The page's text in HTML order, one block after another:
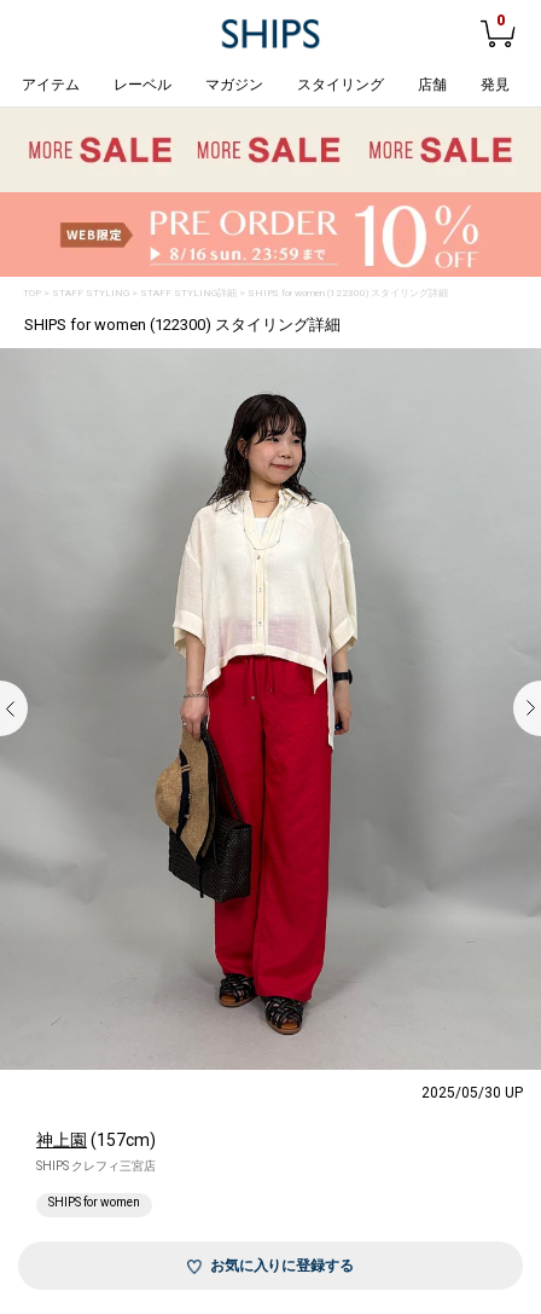
0
アイテム レーベル マガジン スタイリング 店舗 発見
TOP> STAFF STYLING> STAFF STYLING詳細 > SHIPS for women (122300) スタイリング詳細
SHIPS for women (122300) スタイリング詳細
2025/05/30 UP
神上園 (157cm)
SHIPS クレフィ三宮店
SHIPS for women
お気に入りに登録する